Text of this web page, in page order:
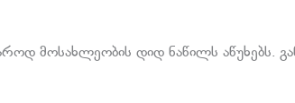
მოსახლეობის დიდ ნაწილს აწუხებს.